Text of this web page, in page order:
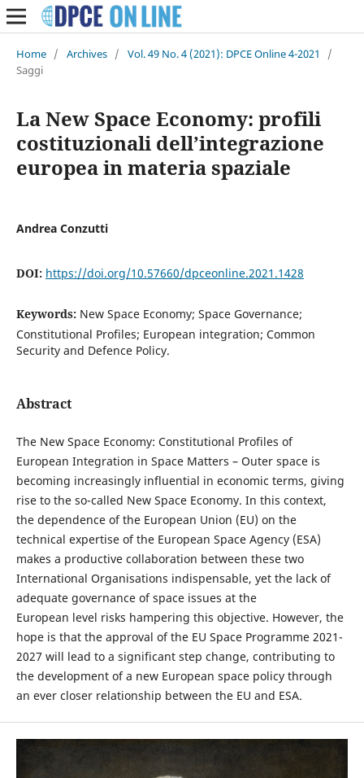
Home / Archives / Vol. 49 No. 4 (2021): DPCE Online 4-2021
/
Saggi
La New Space Economy: profili
costituzionali dell’integrazione
europea in materia spaziale
Andrea Conzutti
DOI: https://doi.org/10.57660/dpceonline.2021.1428
Keywords: New Space Economy; Space Governance;
Constitutional Profiles; European integration; Common
Security and Defence Policy.
Abstract
The New Space Economy: Constitutional Profiles of
European Integration in Space Matters – Outer space is
becoming increasingly influential in economic terms, giving
rise to the so-called New Space Economy. In this context,
the dependence of the European Union (EU) on the
technical expertise of the European Space Agency (ESA)
makes a productive collaboration between these two
International Organisations indispensable, yet the lack of
adequate governance of space issues at the
European level risks hampering this objective. However, the
hope is that the approval of the EU Space Programme 2021-
2027 will lead to a significant step change, contributing to
the development of a new European space policy through
an ever closer relationship between the EU and ESA.